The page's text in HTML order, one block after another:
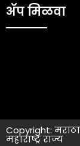
ॲप मिळवा
Copyright:
महाराष्ट्र राज्य